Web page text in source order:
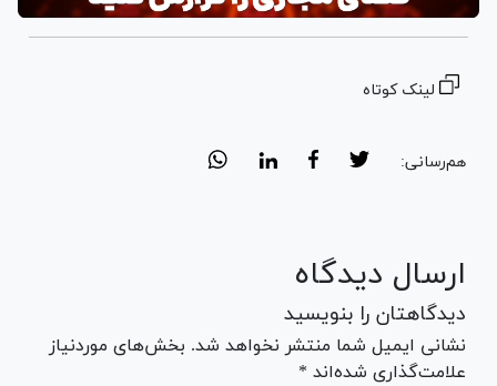
لینک کوتاه
هم‌رسانی:
ارسال دیدگاه
دیدگاهتان را بنویسید
نشانی ایمیل شما منتشر نخواهد شد. بخش‌های موردنیاز
علامت‌گذاری شده‌اند *